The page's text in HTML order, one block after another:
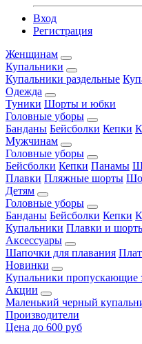
Вход
Регистрация
Женщинам
Купальники
Купальники раздельные
Одежда
Туники Шорты и юбки
Головные уборы
Банданы Бейсболки Кепки
Мужчинам
Головные уборы
Бейсболки Кепки Панамы
Плавки Пляжные шорты
Детям
Головные уборы
Банданы Бейсболки Кепки
Купальники Плавки и
Аксессуары
Шапочки для плавания
Новинки
Купальники пропускающие
Акции
Маленький черный
Производители
Цена до 600 руб